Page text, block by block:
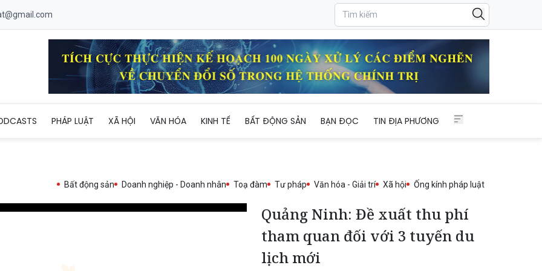
PHÁP LUẬT XÃ HỘI VĂN HÓA KINH TẾ BẤT ĐỘNG SẢN BẠN ĐỌC TIN ĐỊA PHƯƠNG
Bất động sản Doanh nghiệp - Doanh nhân Toạ đàm Tư pháp Văn hóa - Giải trí Xã hội Ống kính pháp luật
Quảng Ninh: Đề xuất thu phí
tham quan đối với 3 tuyến du
lịch mới